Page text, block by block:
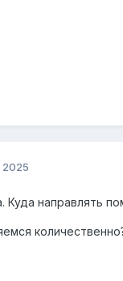
2025
Куда направлять